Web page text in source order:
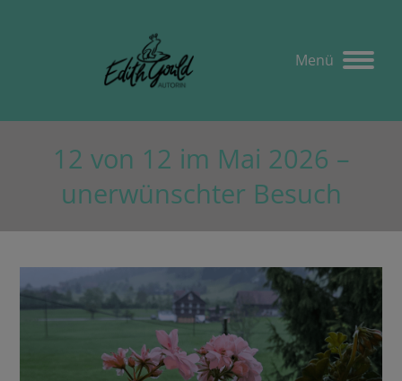
Menü
12 von 12 im Mai 2026 –
unerwünschter Besuch